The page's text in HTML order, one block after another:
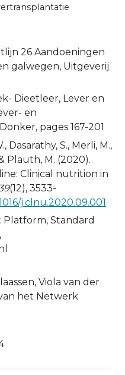
26 Aandoeningen
galwegen, Uitgeverij
Dieetleer, Lever en
en
pages 167-201
Dasarathy, S., Merli, M.,
Plauth, M. (2020).
Clinical nutrition in
(12), 3533-
j.clnu.2020.09.001
Platform, Standard
Viola van der
het Netwerk